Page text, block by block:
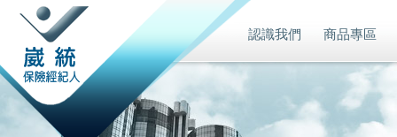
認識我們 商品專區